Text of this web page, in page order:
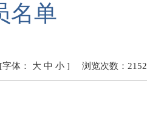
名单
浏览次数： 2152
[字体： 大 中 小 ]